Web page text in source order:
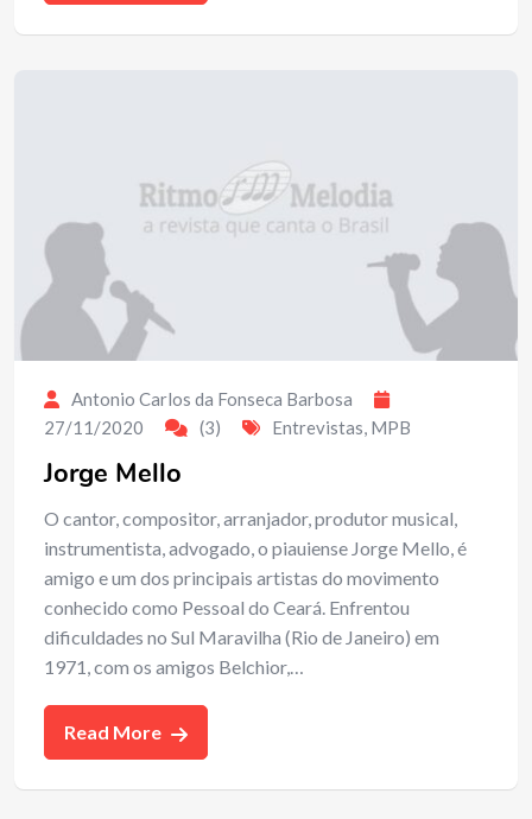
Antonio Carlos da Fonseca Barbosa
27/11/2020
(3) Entrevistas, MPB
Jorge Mello
O cantor, compositor, arranjador, produtor musical,
instrumentista, advogado, o piauiense Jorge Mello, é
amigo e um dos principais artistas do movimento
conhecido como Pessoal do Ceará. Enfrentou
dificuldades no Sul Maravilha (Rio de Janeiro) em
1971, com os amigos Belchior,…
Read More